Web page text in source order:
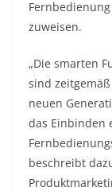
zuweisen.
„Die smarten
sind
neuen
das Einbinden
beschreibt